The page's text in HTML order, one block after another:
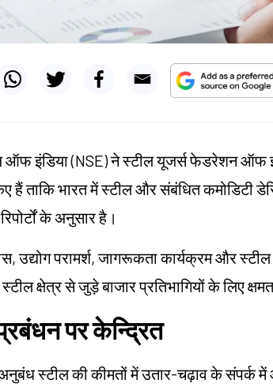
इंडिया (NSE) ने स्टील यूजर्स फेडरेशन ऑफ
हैं ताकि भारत में स्टील और संबंधित कमोडिटी
के अनुसार है।
उद्योग परामर्श, जागरूकता कार्यक्रम और
क्षेत्र से जुड़े बाजार प्रतिभागियों के लिए
पर केन्द्रित
अनुबंध स्टील की कीमतों में उतार-चढ़ाव के संपर्क